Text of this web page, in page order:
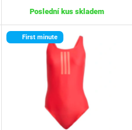
Poslední kus skladem
First minute